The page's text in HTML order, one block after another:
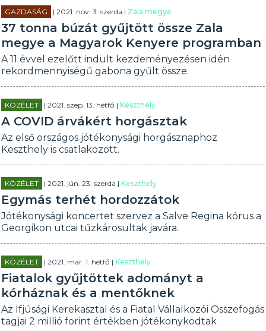
GAZDASÁG | 2021. nov. 3. szerda | Zala megye
37 tonna búzát gyűjtött össze Zala
megye a Magyarok Kenyere programban
A 11 évvel ezelőtt indult kezdeményezésen idén
rekordmennyiségű gabona gyűlt össze.
KÖZÉLET | 2021. szep. 13. hétfő |Keszthely
A COVID árvákért horgásztak
Az első országos jótékonysági horgásznaphoz
Keszthely is csatlakozott.
KÖZÉLET | 2021. jún. 23. szerda |Keszthely
Egymás terhét hordozzátok
Jótékonysági koncertet szervez a Salve Regina kórus a
Georgikon utcai tűzkárosultak javára.
KÖZÉLET | 2021. már. 1. hétfő |Keszthely
Fiatalok gyűjtöttek adományt a
kórháznak és a mentőknek
Az Ifjúsági Kerekasztal és a Fiatal Vállalkozói Összefogás
tagjai 2 millió forint értékben jótékonykodtak